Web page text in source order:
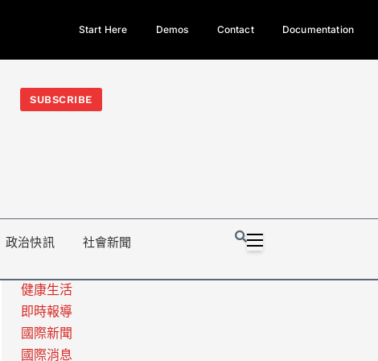
今日熱門新聞TOP3｜西拉雅族正式成第17個原住民族、立院電競
光電場回
Start Here Demos Contact Documentation
SUBSCRIBE
政治快訊 社會新聞
健康生活
即時報導
國際新聞
國際消息